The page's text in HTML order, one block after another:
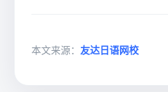
本文来源： 友达日语网校